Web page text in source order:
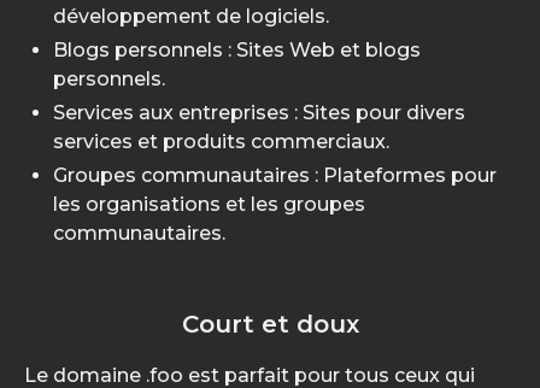
développement de logiciels.
Blogs personnels : Sites Web et blogs
personnels.
Services aux entreprises : Sites pour divers
services et produits commerciaux.
Groupes communautaires : Plateformes pour
les organisations et les groupes
communautaires.
Court et doux
Le domaine .foo est parfait pour tous ceux qui